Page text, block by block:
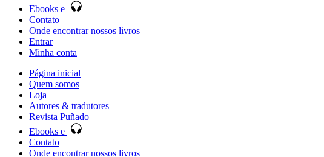
Ebooks e
Contato
Onde encontrar nossos livros
Entrar
Minha conta
Página inicial
Quem somos
Loja
Autores & tradutores
Revista Puñado
Ebooks e
Contato
Onde encontrar nossos livros